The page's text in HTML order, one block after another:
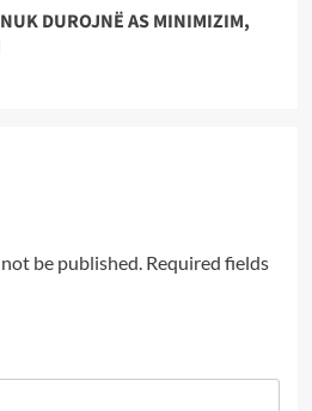
DUROJNË AS MINIMIZIM,
be published. Required fields